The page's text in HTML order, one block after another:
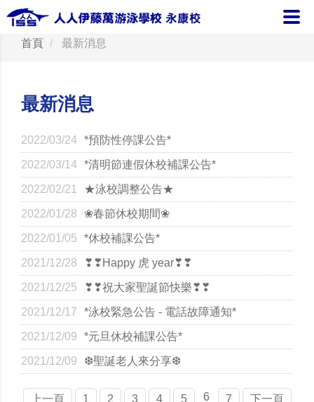
首頁 最新消息
最新消息
2022/03/24 *預防性停課公告*
2022/03/14 *清明節連假休校補課公告*
2022/02/21 ★泳校調整公告★
2022/01/28 ❀春節休校期間❀
2022/01/05 *休校補課公告*
2021/12/28 ❣❣Happy 虎 year❣❣
2021/12/25 ❣❣祝大家聖誕節快樂❣❣
2021/12/17 *泳校緊急公告 - 電話故障通知*
2021/12/09 *元旦休校補課公告*
2021/12/09 ❆聖誕老人來分享❆
上一頁 1 2 3 4 5 6 7 下一頁